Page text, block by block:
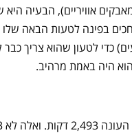
אוויריים), הבעיה
בפינה לטעות הבאה שלו
כדי לטעון שהוא צריך כבר
היה באמת מרהיב.